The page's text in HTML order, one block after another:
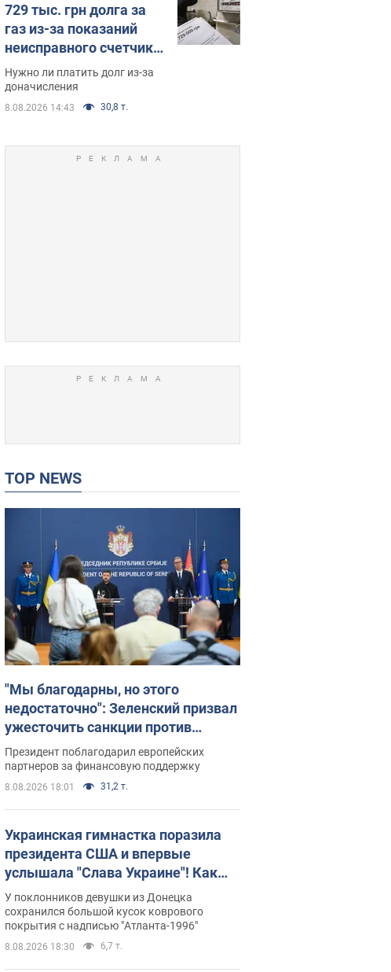
729 тыс. грн долга за
газ из-за показаний
неисправного счетчика:
судья вынес
неожиданное решение
Нужно ли платить долг из-за
доначисления
8.08.2026 14:43 30,8 т.
TOP NEWS
"Мы благодарны, но этого
недостаточно": Зеленский призвал
ужесточить санкции против
России
Президент поблагодарил европейских
партнеров за финансовую поддержку
8.08.2026 18:01 31,2 т.
Украинская гимнастка поразила
президента США и впервые
услышала "Слава Украине"! Как
сложилась судьба Подкопаевой,
которая 30 лет назад завоевала
"золото" Олимпиады
У поклонников девушки из Донецка
сохранился большой кусок коврового
покрытия с надписью "Атланта-1996"
8.08.2026 18:30 6,7 т.